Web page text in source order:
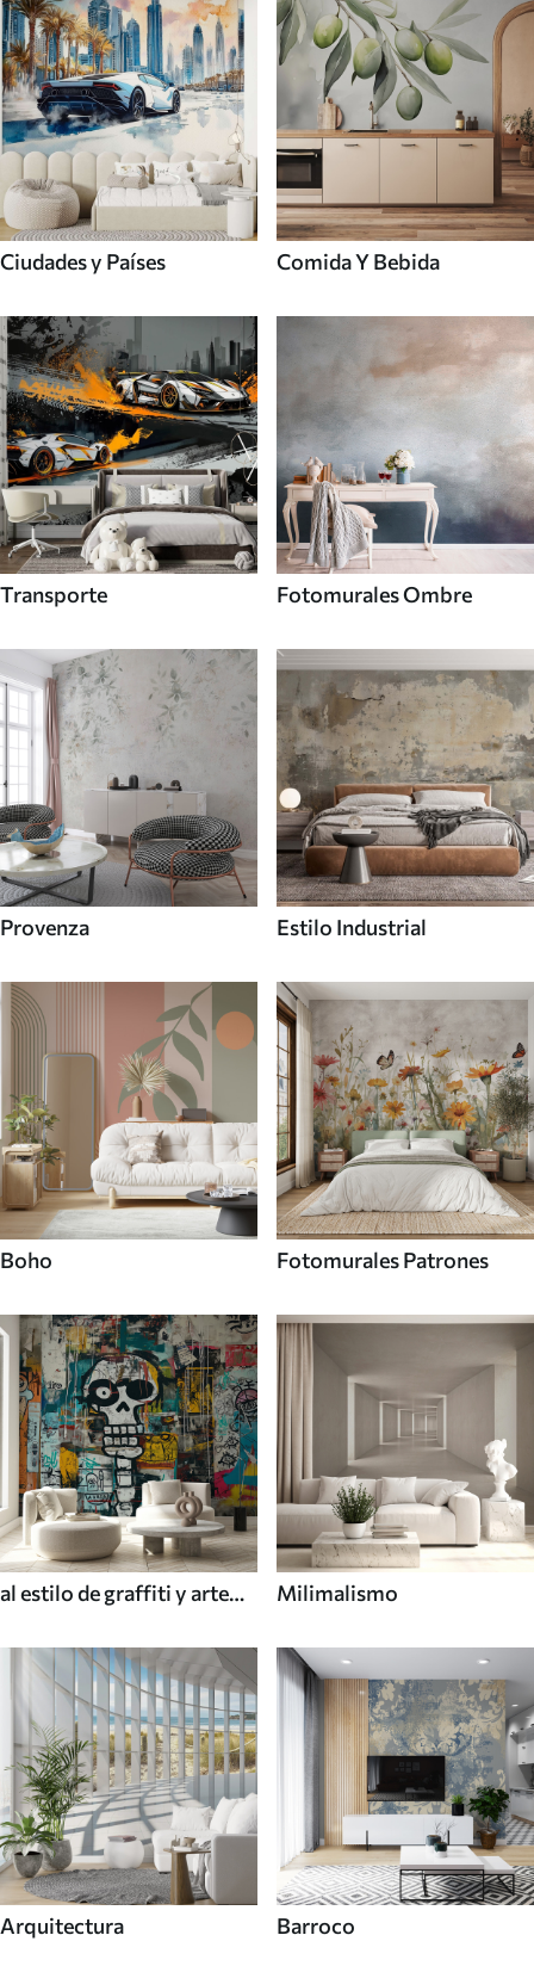
Ciudades y Países Comida Y Bebida
Transporte Fotomurales Ombre
Provenza Estilo Industrial
Boho Fotomurales Patrones
al estilo de graffiti y arte
Milimalismo
Arquitectura Barroco